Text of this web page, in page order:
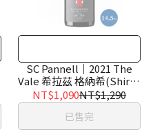
SC Pannell｜2021 The
Vale 希拉茲 格納希(Shiraz
Grenache｜McLaren
Vale)
NT$1,090NT$1,290
已售完